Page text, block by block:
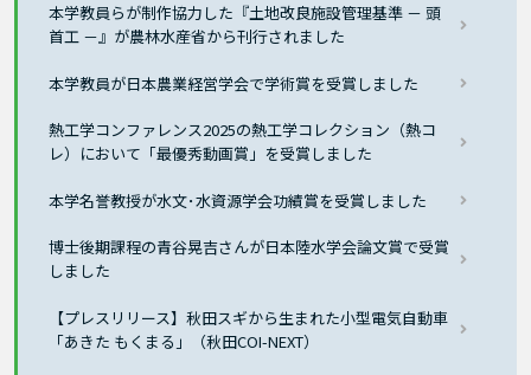
本学教員らが制作協力した『土地改良施設管理基準 － 頭
首工 －』が農林水産省から刊行されました
本学教員が日本農業経営学会で学術賞を受賞しました
熱工学コンファレンス2025の熱工学コレクション（熱コ
レ）において「最優秀動画賞」を受賞しました
本学名誉教授が水文･水資源学会功績賞を受賞しました
博士後期課程の青谷晃吉さんが日本陸水学会論文賞で受賞
しました
【プレスリリース】秋田スギから生まれた小型電気自動車
「あきた もくまる」（秋田COI-NEXT）